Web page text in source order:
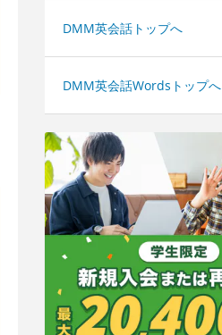
DMM英会話トップへ
DMM英会話Wordsトップへ